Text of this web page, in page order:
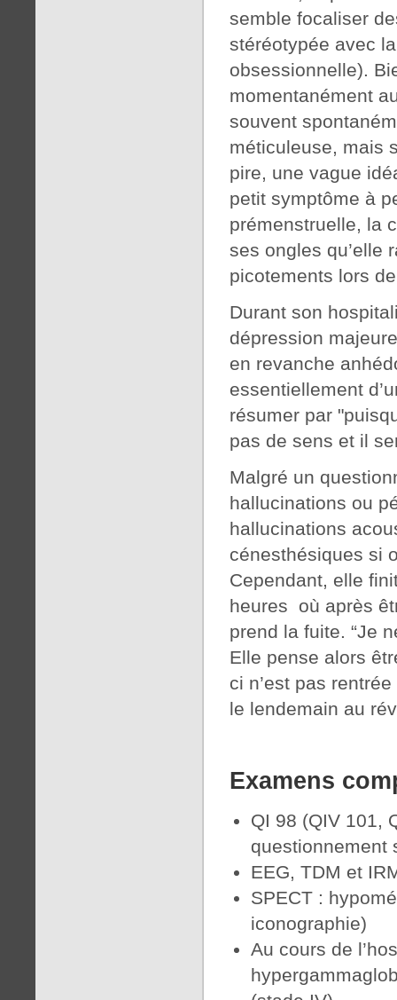
semble focaliser
stéréotypée avec
obsessionnelle).
momentanément
souvent
méticuleuse, mais
pire, une vague
petit symptôme à
prémenstruelle, la
ses ongles qu’elle
picotements lors
Durant son
dépression
en revanche
essentiellement
résumer par
pas de sens et il
Malgré un
hallucinations ou
hallucinations
cénesthésiques si
Cependant, elle
heures où après
prend la fuite. “Je
Elle pense alors
ci n’est pas
le lendemain au
Examens
QI 98 (QIV 101,
questionnement
EEG, TDM et
SPECT :
iconographie)
Au cours de